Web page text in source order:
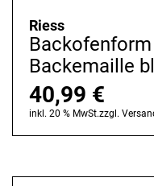
Riess
Backemaille
40,99 €
inkl. 20 % MwSt.zzgl.